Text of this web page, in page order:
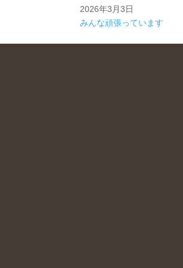
2026年3月3日
みんな頑張っています